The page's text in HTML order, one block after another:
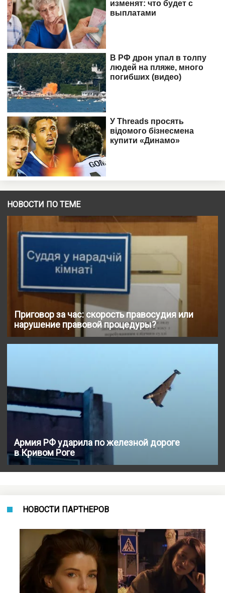
НОВОСТИ ПО ТЕМЕ
Приговор за час: скорость правосудия или
нарушение правовой процедуры?
Армия РФ ударила по железной дороге
в Кривом Роге
НОВОСТИ ПАРТНЕРОВ